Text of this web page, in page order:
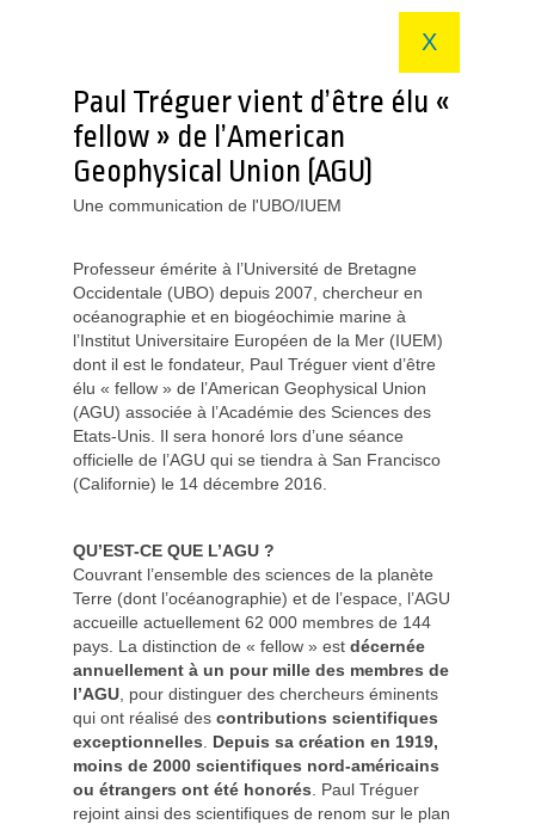
X
Paul Tréguer vient d’être élu «
fellow » de l’American
Geophysical Union (AGU)
Une communication de l'UBO/IUEM
Professeur émérite à l’Université de Bretagne
Occidentale (UBO) depuis 2007, chercheur en
océanographie et en biogéochimie marine à
l’Institut Universitaire Européen de la Mer (IUEM)
dont il est le fondateur, Paul Tréguer vient d’être
élu « fellow » de l’American Geophysical Union
(AGU) associée à l’Académie des Sciences des
Etats-Unis. Il sera honoré lors d’une séance
officielle de l’AGU qui se tiendra à San Francisco
(Californie) le 14 décembre 2016.
QU’EST-CE QUE L’AGU ?
Couvrant l’ensemble des sciences de la planète
Terre (dont l’océanographie) et de l’espace, l’AGU
accueille actuellement 62 000 membres de 144
pays. La distinction de « fellow » estdécernée
annuellement à un pour mille des membres de
l’AGU , pour distinguer des chercheurs éminents
qui ont réalisé descontributions scientifiques
exceptionnelles
Depuis sa création en 1919,
moins de 2000 scientifiques nord-américains
ou étrangers ont été honorés . Paul Tréguer
rejoint ainsi des scientifiques de renom sur le plan